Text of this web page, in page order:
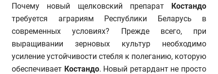
Почему новый щелковский препарат Костандо
требуется аграриям Республики Беларусь в
современных условиях? Прежде всего, при
выращивании зерновых культур необходимо
усиление устойчивости стебля к полеганию, которую
обеспечивает Костандо. Новый ретардант не просто